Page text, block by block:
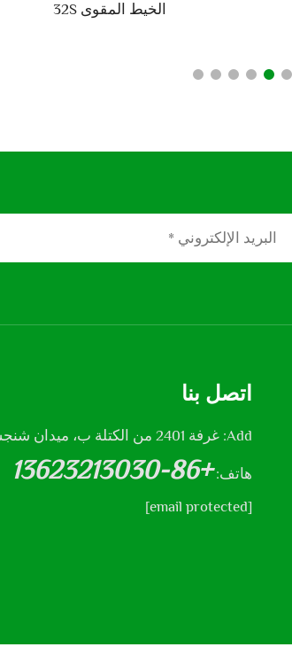
الخيط المقوى 32S
اتصل بنا
Add: غرفة 2401 من الكتلة ب، ميدان شنجشي، مدينة شيجيازوهانغ، مقاطعة هيبي، الصين
هاتف: +86-13623213030
[email protected]